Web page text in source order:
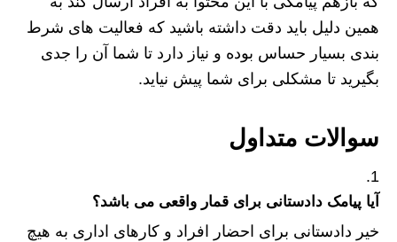
همین دلیل باید دقت داشته باشید که فعالیت های شرط
بندی بسیار حساس بوده و نیاز دارد تا شما آن را جدی
بگیرید تا مشکلی برای شما پیش نیاید.
سوالات متداول
آیا پیامک دادستانی برای قمار واقعی می باشد؟
خیر دادستانی برای احضار افراد و کارهای اداری به هیچ